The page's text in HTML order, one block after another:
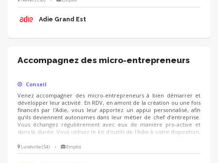
Adie Grand Est
Accompagnez des micro-entrepreneurs
Conseil
Venez accompagner des micro-entrepreneurs à bien démarrer et
développer leur activité. En RDV, en amont de la création ou une fois
financés par l'Adie, vous leur apportez un appui personnalisé, afin
qu’ils deviennent autonomes dans leur métier de chef d’entreprise.
Vous échangez régulièrement avec eux de manière pro-active et
dans la durée. Vous utilisez le kit d'outils de l'Adie à votre disposition,
(cial/humain/orga/gestion/finance...).
Lunéville (54) • Emploi